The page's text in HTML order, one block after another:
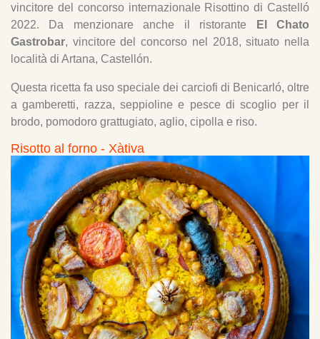
vincitore del concorso internazionale Risottino di Castelló
2022. Da menzionare anche il ristorante
El Chato
Gastrobar, vincitore del concorso nel 2018, situato nella
località di Artana, Castellón.
Questa ricetta fa uso speciale dei carciofi di Benicarló, oltre
a gamberetti, razza, seppioline e pesce di scoglio per il
brodo, pomodoro grattugiato, aglio, cipolla e riso.
Risotto al forno - Xàtiva